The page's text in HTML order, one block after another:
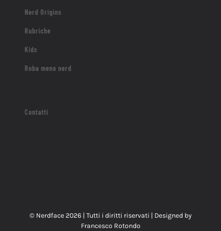
Nerd Origins
Rubriche
Kids
Roba meno nerd
Contatti
© Nerdface 2026 | Tutti i diritti riservati | Designed by
Francesco Rotondo